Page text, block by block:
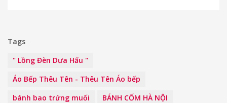
Tags
" Lồng Đèn Dưa Hấu "
Áo Bếp Thêu Tên - Thêu Tên Áo bếp
bánh bao trứng muối
BÁNH CỐM HÀ NỘI